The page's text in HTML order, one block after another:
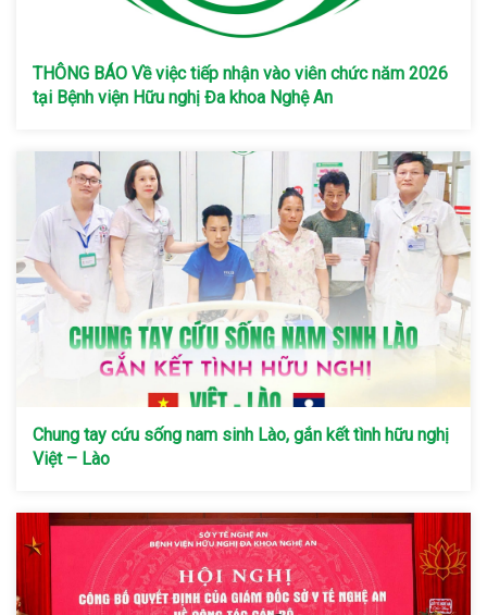
THÔNG BÁO Về việc tiếp nhận vào viên chức năm 2026
tại Bệnh viện Hữu nghị Đa khoa Nghệ An
Chung tay cứu sống nam sinh Lào, gắn kết tình hữu nghị
Việt – Lào